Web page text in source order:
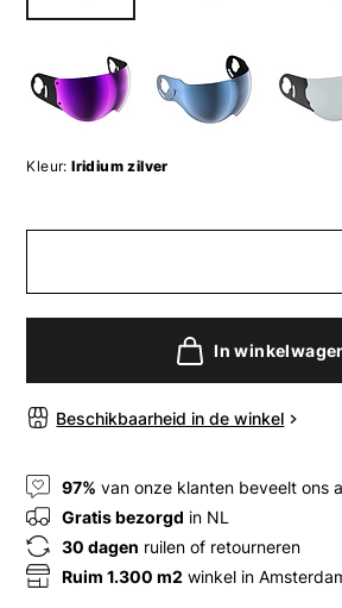
Kleur: Iridium zilver
In
Beschikbaarheid in de winkel
97% van onze klanten beveelt ons
Gratis bezorgd in NL
30 dagen ruilen of retourneren
Ruim 1.300 m2 winkel in